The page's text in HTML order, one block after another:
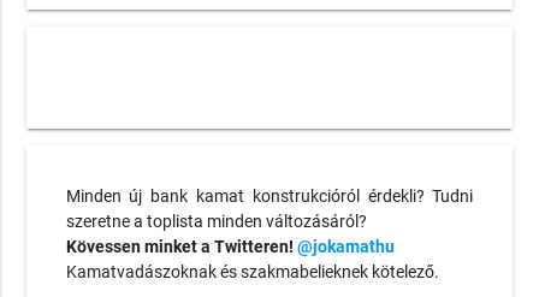
Minden új bank kamat konstrukcióról érdekli? Tudni
szeretne a toplista minden változásáról?
Kövessen minket a Twitteren! @jokamathu
Kamatvadászoknak és szakmabelieknek kötelező.